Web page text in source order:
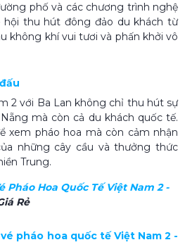
phố và các chương trình nghệ
hội thu hút đông đảo du khách từ
không khí vui tươi và phấn khởi vô
2 với Ba Lan không chỉ thu hút sự
mà còn cả du khách quốc tế.
xem pháo hoa mà còn cảm nhận
những cây cầu và thưởng thức
Trung.
Pháo Hoa Quốc Tế Việt Nam 2 -
Rẻ
pháo hoa quốc tế Việt Nam 2 -